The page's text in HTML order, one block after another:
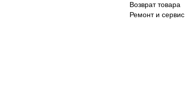
Возврат товара
Ремонт и сервис